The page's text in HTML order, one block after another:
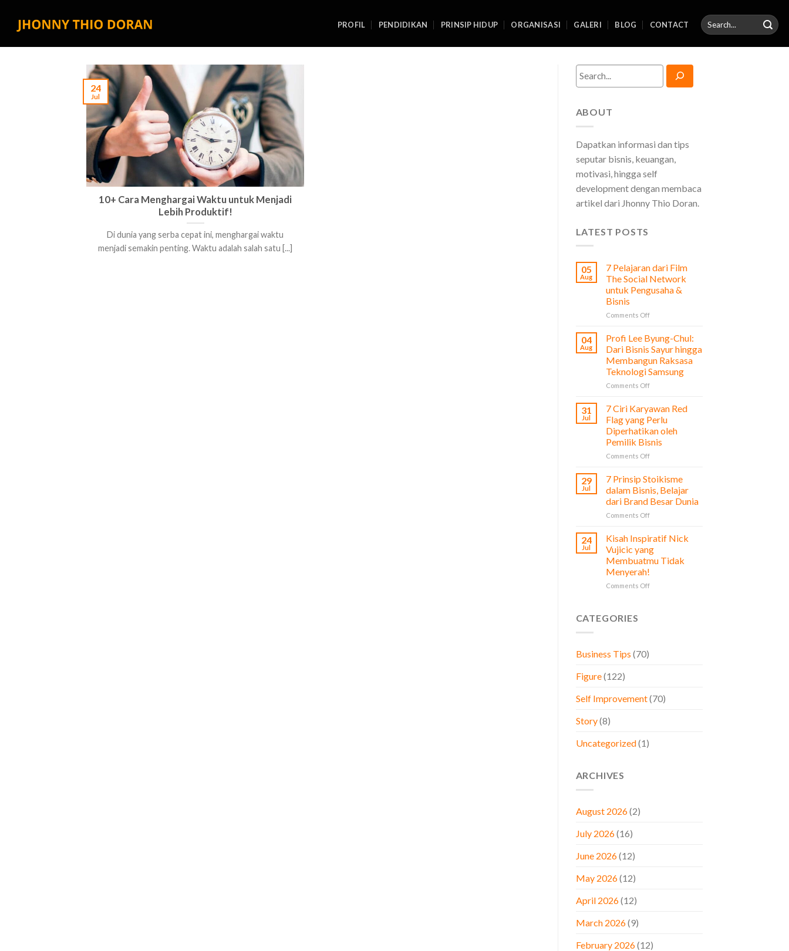
PROFIL PENDIDIKAN PRINSIP HIDUP ORGANISASI GALERI BLOG CONTACT
10+ Cara Menghargai Waktu untuk Menjadi
Lebih Produktif!
Di dunia yang serba cepat ini, menghargai waktu
menjadi semakin penting. Waktu adalah salah satu [...]
24
Jul
Search
ABOUT
Dapatkan informasi dan tips
seputar bisnis, keuangan,
motivasi, hingga self
development dengan membaca
artikel dari Jhonny Thio Doran.
LATEST POSTS
05
Aug
7 Pelajaran dari Film
The Social Network
untuk Pengusaha &
Bisnis
Comments Offon
Pelajaran
dari
Film
The
Social
Network
Pengusaha
&
Bisnis
04
Aug
Profi Lee Byung-Chul:
Dari Bisnis Sayur hingga
Membangun Raksasa
Teknologi Samsung
Comments Offon
Chul:
Dari
Bisnis
Sayur
Membangun
Raksasa
Teknologi
Samsung
31
Jul
7 Ciri Karyawan Red
Flag yang Perlu
Diperhatikan oleh
Pemilik Bisnis
Comments Offon
Ciri
Red
Flag
yang
Diperhatikan
Pemilik
Bisnis
29
Jul
7 Prinsip Stoikisme
dalam Bisnis, Belajar
dari Brand Besar Dunia
Comments Offon
Prinsip
dalam
Bisnis,
Belajar
dari
24
Jul
Kisah Inspiratif Nick
Vujicic yang
Membuatmu Tidak
Menyerah!
Comments Offon
CATEGORIES
Business Tips (70)
Figure(122)
Self Improvement(70)
Story(8)
Uncategorized(1)
ARCHIVES
August 2026(2)
July 2026(16)
June 2026(12)
May 2026(12)
April 2026(12)
March 2026(9)
February 2026(12)